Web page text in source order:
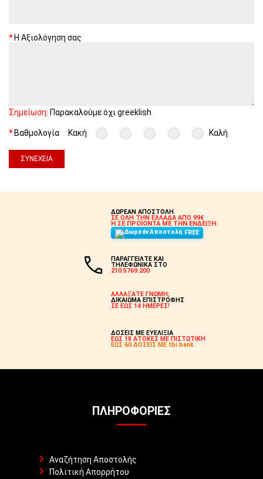
Η Αξιολόγηση σας
Σημείωση: Παρακαλούμε όχι greeklish
Βαθμολογία Κακή Καλή
ΣΥΝΈΧΕΙΑ
ΔΩΡΕΑΝ ΑΠΟΣΤΟΛΗ
ΣΕ ΟΛΗ ΤΗΝ ΕΛΛΑΔΑ ΑΠΟ 99€
Ή ΣΕ ΠΡΟΪΟΝΤΑ ΜΕ ΤΗΝ ΕΝΔΕΙΞΗ:
FREE
ΠΑΡΑΓΓΕΙΛΤΕ ΚΑΙ
ΤΗΛΕΦΩΝΙΚΑ ΣΤΟ
210.5769.200
ΑΛΛΑΞΑΤΕ ΓΝΩΜΗ;
ΔΙΚΑΙΩΜΑ ΕΠΙΣΤΡΟΦΗΣ
ΣΕ ΕΩΣ 14 ΗΜΕΡΕΣ!
ΔΟΣΕΙΣ ΜΕ ΕΥΕΛΙΞΙΑ
ΕΩΣ 18 ΑΤΟΚΕΣ ΜΕ ΠΙΣΤΩΤΙΚΗ
ΕΩΣ 60 ΔΟΣΕΙΣ ΜΕ tbi bank
ΠΛΗΡΟΦΟΡΊΕΣ
Αναζήτηση Αποστολής
Πολιτική Απορρήτου